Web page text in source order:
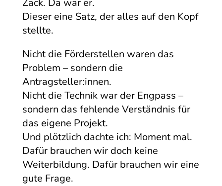
Zack. Da war er.
Dieser eine Satz, der alles auf den Kopf
stellte.
Nicht die Förderstellen waren das
Problem – sondern die
Antragsteller:innen.
Nicht die Technik war der Engpass –
sondern das fehlende Verständnis für
das eigene Projekt.
Und plötzlich dachte ich: Moment mal.
Dafür brauchen wir doch keine
Weiterbildung. Dafür brauchen wir eine
gute Frage.